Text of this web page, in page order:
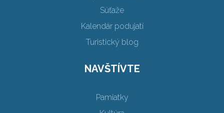
Súťaže
Kalendár podujatí
Turistický blog
NAVŠTÍVTE
Pamiatky